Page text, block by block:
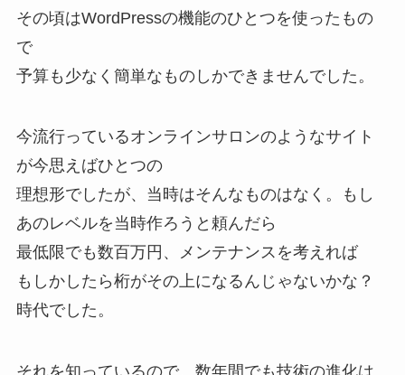
その頃はWordPressの機能のひとつを使ったもの
で
予算も少なく簡単なものしかできませんでした。
今流行っているオンラインサロンのようなサイト
が今思えばひとつの
理想形でしたが、当時はそんなものはなく。もし
あのレベルを当時作ろうと頼んだら
最低限でも数百万円、メンテナンスを考えれば
もしかしたら桁がその上になるんじゃないかな？
時代でした。